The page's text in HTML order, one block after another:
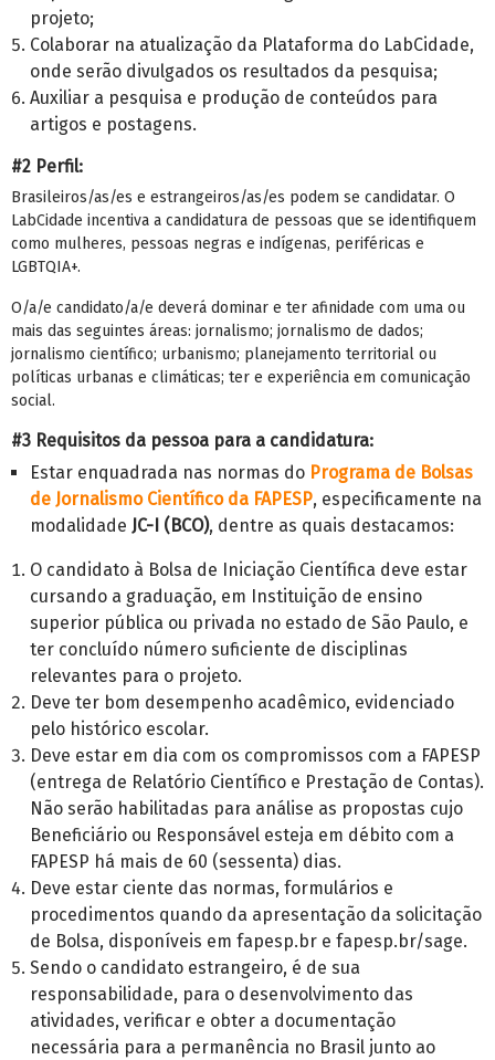
projeto;
Colaborar na atualização da Plataforma do LabCidade,
onde serão divulgados os resultados da pesquisa;
Auxiliar a pesquisa e produção de conteúdos para
artigos e postagens.
#2 Perfil:
Brasileiros/as/es e estrangeiros/as/es podem se candidatar. O
LabCidade incentiva a candidatura de pessoas que se identifiquem
como mulheres, pessoas negras e indígenas, periféricas e
LGBTQIA+.
O/a/e candidato/a/e deverá dominar e ter afinidade com uma ou
mais das seguintes áreas: jornalismo; jornalismo de dados;
jornalismo científico; urbanismo; planejamento territorial ou
políticas urbanas e climáticas; ter e experiência em comunicação
social.
#3 Requisitos da pessoa para a candidatura:
Estar enquadrada nas normas do Programa de Bolsas
de Jornalismo Científico da FAPESP, especificamente na
modalidade JC-I (BCO), dentre as quais destacamos:
O candidato à Bolsa de Iniciação Científica deve estar
cursando a graduação, em Instituição de ensino
superior pública ou privada no estado de São Paulo, e
ter concluído número suficiente de disciplinas
relevantes para o projeto.
Deve ter bom desempenho acadêmico, evidenciado
pelo histórico escolar.
Deve estar em dia com os compromissos com a FAPESP
(entrega de Relatório Científico e Prestação de Contas).
Não serão habilitadas para análise as propostas cujo
Beneficiário ou Responsável esteja em débito com a
FAPESP há mais de 60 (sessenta) dias.
Deve estar ciente das normas, formulários e
procedimentos quando da apresentação da solicitação
de Bolsa, disponíveis em fapesp.br e fapesp.br/sage.
Sendo o candidato estrangeiro, é de sua
responsabilidade, para o desenvolvimento das
atividades, verificar e obter a documentação
necessária para a permanência no Brasil junto ao